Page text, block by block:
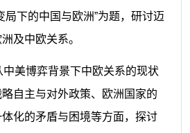
局下的中国与欧洲”为题，研讨迈
及中欧关系。
中美博弈背景下中欧关系的现状
自主与对外政策、欧洲国家的
化的矛盾与困境等方面，探讨